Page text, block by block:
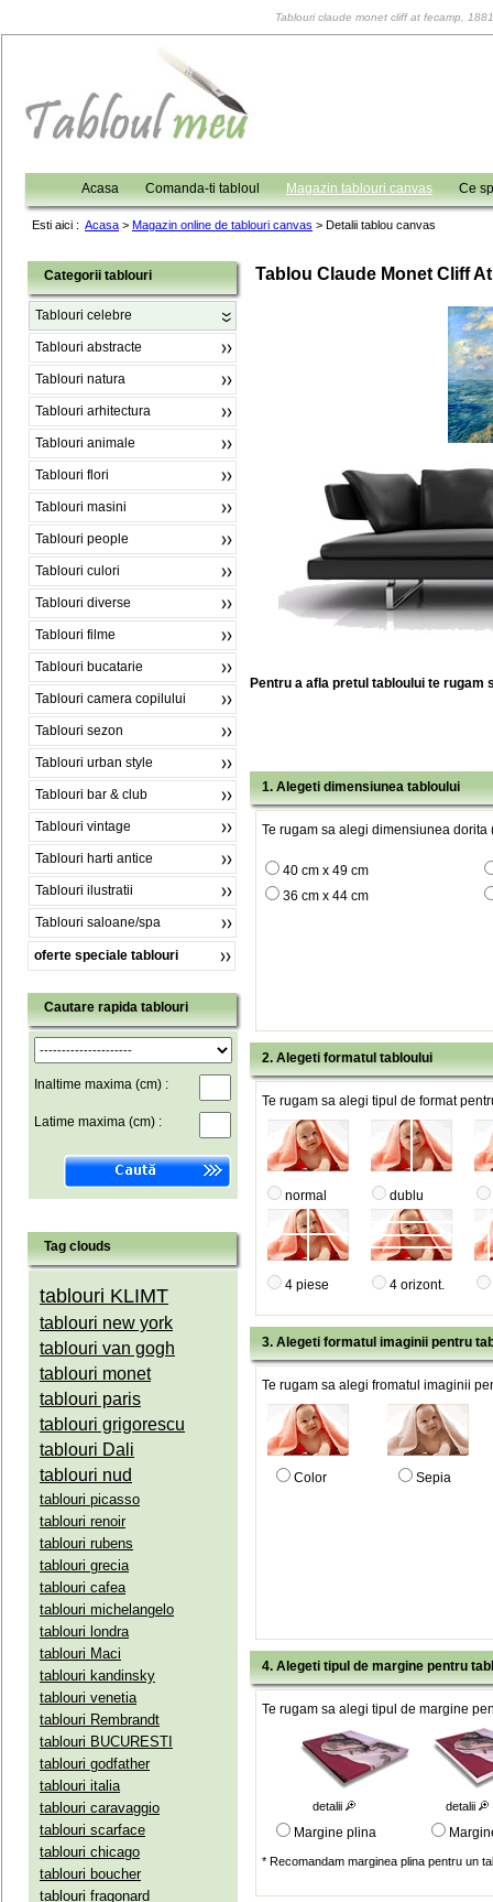
Tablouri claude monet cliff at fecamp,
Acasa Comanda-ti tabloul Magazin tablouri canvas Ce
Esti aici : Acasa > Magazin online de tablouri canvas > Detalii tablou canvas
Categorii tablouri
Tablouri celebre
Tablouri abstracte
Tablouri natura
Tablouri arhitectura
Tablouri animale
Tablouri flori
Tablouri masini
Tablouri people
Tablouri culori
Tablouri diverse
Tablouri filme
Tablouri bucatarie
Tablouri camera copilului
Tablouri sezon
Tablouri urban style
Tablouri bar & club
Tablouri vintage
Tablouri harti antice
Tablouri ilustratii
Tablouri saloane/spa
oferte speciale tablouri
Cautare rapida tablouri
Inaltime maxima (cm) :
Latime maxima (cm) :
Tag clouds
tablouri KLIMT
tablouri new york
tablouri van gogh
tablouri monet
tablouri paris
tablouri grigorescu
tablouri Dali
tablouri nud
tablouri picasso
tablouri renoir
tablouri rubens
tablouri grecia
tablouri cafea
tablouri michelangelo
tablouri londra
tablouri Maci
tablouri kandinsky
tablouri venetia
tablouri Rembrandt
tablouri BUCURESTI
tablouri godfather
tablouri italia
tablouri caravaggio
tablouri scarface
tablouri chicago
tablouri boucher
tablouri fragonard
Tablou Claude Monet Cliff
Pentru a afla pretul tabloului te rugam
1. Alegeti dimensiunea tabloului
Te rugam sa alegi dimensiunea dorita
40 cm x 49 cm
36 cm x 44 cm
2. Alegeti formatul tabloului
Te rugam sa alegi tipul de format
normal dublu
4 piese 4 orizont.
3. Alegeti formatul imaginii pentru
Te rugam sa alegi fromatul imaginii
Color Sepia
4. Alegeti tipul de margine pentru
Te rugam sa alegi tipul de margine
detalii detalii
Margine plina
* Recomandam marginea plina pentru un